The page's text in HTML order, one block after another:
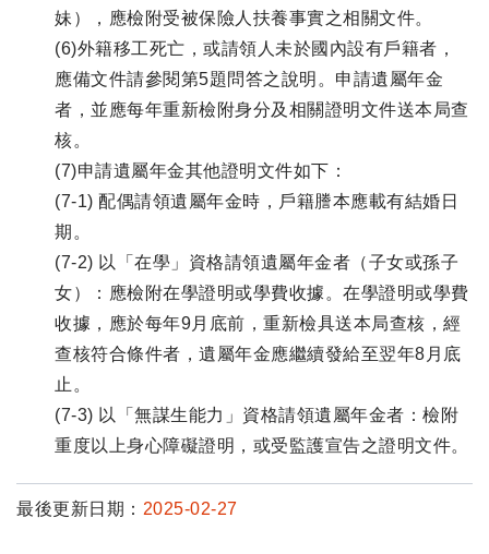
妹），應檢附受被保險人扶養事實之相關文件。
(6)外籍移工死亡，或請領人未於國內設有戶籍者，
應備文件請參閱第5題問答之說明。申請遺屬年金
者，並應每年重新檢附身分及相關證明文件送本局查
核。
(7)申請遺屬年金其他證明文件如下：
(7-1) 配偶請領遺屬年金時，戶籍謄本應載有結婚日
期。
(7-2) 以「在學」資格請領遺屬年金者（子女或孫子
女）：應檢附在學證明或學費收據。在學證明或學費
收據，應於每年9月底前，重新檢具送本局查核，經
查核符合條件者，遺屬年金應繼續發給至翌年8月底
止。
(7-3) 以「無謀生能力」資格請領遺屬年金者：檢附
重度以上身心障礙證明，或受監護宣告之證明文件。
最後更新日期： 2025-02-27